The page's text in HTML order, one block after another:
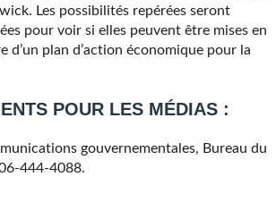
Les possibilités repérées seront
pour voir si elles peuvent être mises en
d’un plan d’action économique pour la
POUR LES MÉDIAS :
gouvernementales, Bureau du
444-4088.